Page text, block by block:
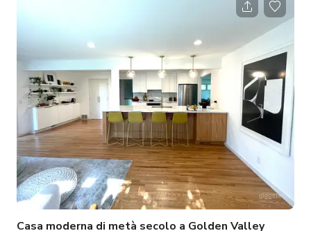
HUE immersiva che trasforma l'atmosfera da accogliente e
riccamente stratificate creano uno sfondo visivamente
sorprendente,
Casa moderna di metà secolo a Golden Valley